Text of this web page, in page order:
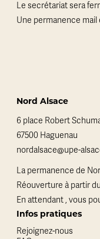
Le secrétariat sera
Une permanence
Nord Alsace
6 place Robert
67500 Haguenau
nordalsace@upe-
La permanence de
Réouverture à partir
En attendant , vous
Infos pratiques
Rejoignez-nous